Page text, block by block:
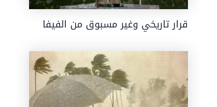
قرار تاريخي وغير مسبوق من الفيفا